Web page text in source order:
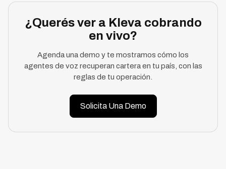
¿Querés ver a Kleva cobrando
en vivo?
Agenda una demo y te mostramos cómo los
agentes de voz recuperan cartera en tu país, con las
reglas de tu operación.
Solicita Una Demo